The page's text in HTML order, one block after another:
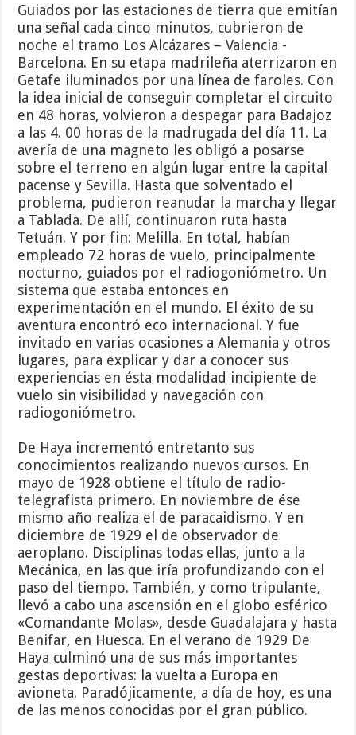
Guiados por las estaciones de tierra que emitían
una señal cada cinco minutos, cubrieron de
noche el tramo Los Alcázares – Valencia -
Barcelona. En su etapa madrileña aterrizaron en
Getafe iluminados por una línea de faroles. Con
la idea inicial de conseguir completar el circuito
en 48 horas, volvieron a despegar para Badajoz
a las 4. 00 horas de la madrugada del día 11. La
avería de una magneto les obligó a posarse
sobre el terreno en algún lugar entre la capital
pacense y Sevilla. Hasta que solventado el
problema, pudieron reanudar la marcha y llegar
a Tablada. De allí, continuaron ruta hasta
Tetuán. Y por fin: Melilla. En total, habían
empleado 72 horas de vuelo, principalmente
nocturno, guiados por el radiogoniómetro. Un
sistema que estaba entonces en
experimentación en el mundo. El éxito de su
aventura encontró eco internacional. Y fue
invitado en varias ocasiones a Alemania y otros
lugares, para explicar y dar a conocer sus
experiencias en ésta modalidad incipiente de
vuelo sin visibilidad y navegación con
radiogoniómetro.
De Haya incrementó entretanto sus
conocimientos realizando nuevos cursos. En
mayo de 1928 obtiene el título de radio-
telegrafista primero. En noviembre de ése
mismo año realiza el de paracaidismo. Y en
diciembre de 1929 el de observador de
aeroplano. Disciplinas todas ellas, junto a la
Mecánica, en las que iría profundizando con el
paso del tiempo. También, y como tripulante,
llevó a cabo una ascensión en el globo esférico
«Comandante Molas», desde Guadalajara y hasta
Benifar, en Huesca. En el verano de 1929 De
Haya culminó una de sus más importantes
gestas deportivas: la vuelta a Europa en
avioneta. Paradójicamente, a día de hoy, es una
de las menos conocidas por el gran público.